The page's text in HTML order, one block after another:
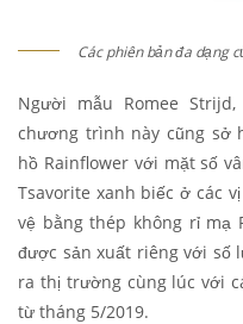
Các phiên bản đa dạng
Người mẫu Romee
chương trình này cũng sở
hồ Rainflower với mặt số
Tsavorite xanh biếc ở các
vệ bằng thép không rỉ mạ
được sản xuất riêng với số
ra thị trường cùng lúc với
từ tháng 5/2019.